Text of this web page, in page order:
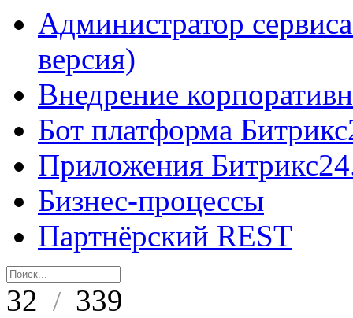
Администратор
версия)
Внедрение
Бот платформа
Приложения
Бизнес-процессы
Партнёрский REST
32 / 339